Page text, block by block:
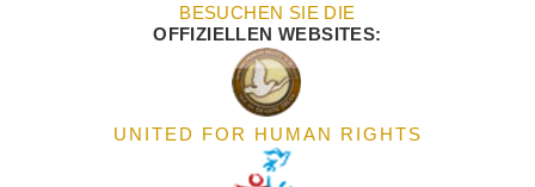
BESUCHEN SIE DIE
OFFIZIELLEN WEBSITES:
UNITED FOR HUMAN RIGHTS